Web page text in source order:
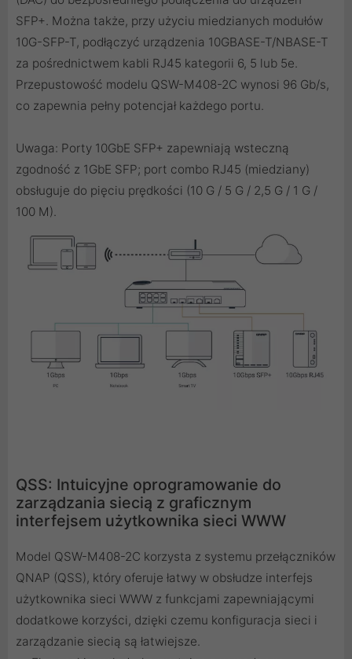
SFP+. Można także, przy użyciu miedzianych modułów
10G-SFP-T, podłączyć urządzenia 10GBASE-T/NBASE-T
za pośrednictwem kabli RJ45 kategorii 6, 5 lub 5e.
Przepustowość modelu QSW-M408-2C wynosi 96 Gb/s,
co zapewnia pełny potencjał każdego portu.
Uwaga: Porty 10GbE SFP+ zapewniają wsteczną
zgodność z 1GbE SFP; port combo RJ45 (miedziany)
obsługuje do pięciu prędkości (10 G / 5 G / 2,5 G / 1 G /
100 M).
QSS: Intuicyjne oprogramowanie do
zarządzania siecią z graficznym
interfejsem użytkownika sieci WWW
Model QSW-M408-2C korzysta z systemu przełączników
QNAP (QSS), który oferuje łatwy w obsłudze interfejs
użytkownika sieci WWW z funkcjami zapewniającymi
dodatkowe korzyści, dzięki czemu konfiguracja sieci i
zarządzanie siecią są łatwiejsze.